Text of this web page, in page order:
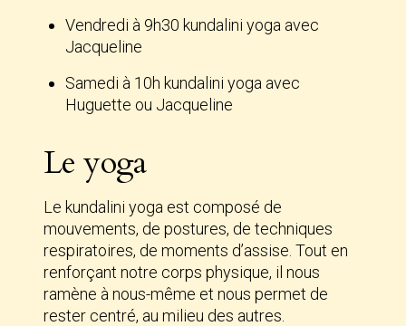
Vendredi à 9h30 kundalini yoga avec
Jacqueline
Samedi à 10h kundalini yoga avec
Huguette ou Jacqueline
Le yoga
Le kundalini yoga est composé de
mouvements, de postures, de techniques
respiratoires, de moments d’assise. Tout en
renforçant notre corps physique, il nous
ramène à nous-même et nous permet de
rester centré, au milieu des autres.